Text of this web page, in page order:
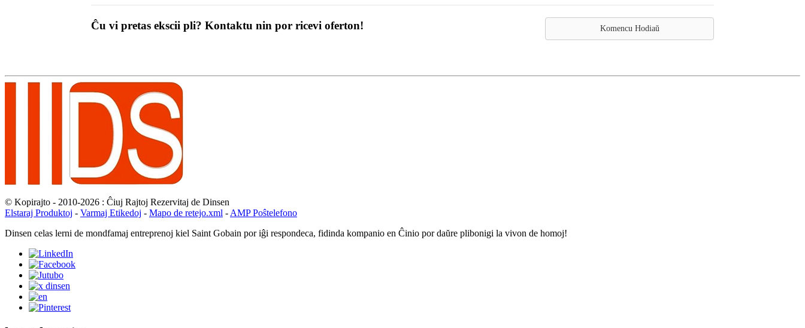
Ĉu vi pretas ekscii pli? Kontaktu nin por ricevi oferton! Komencu Hodiaŭ
© Kopirajto - 2010-2026 : Ĉiuj Rajtoj Rezervitaj de Dinsen
Elstaraj Produktoj - Varmaj Etikedoj - Mapo de retejo.xml -AMP Poŝtelefono
Dinsen celas lerni de mondfamaj entreprenoj kiel Saint Gobain por iĝi respondeca, fidinda kompanio en Ĉinio por daŭre plibonigi la vivon de homoj!